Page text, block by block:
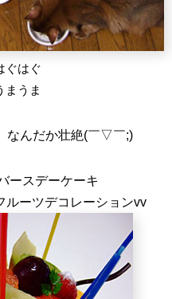
ぐはぐ
まうま
なんだか壮絶(￣▽￣;)
ースデーケーキ
ルーツデコレーションvv